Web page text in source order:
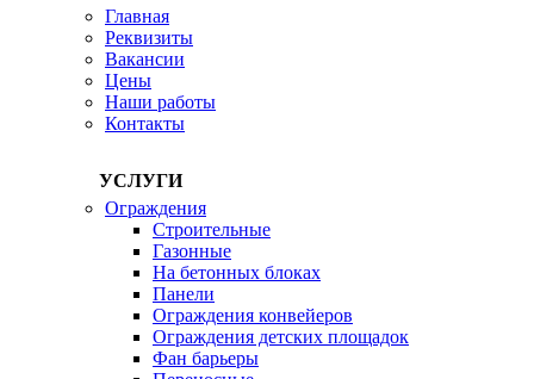
Главная
Реквизиты
Вакансии
Цены
Наши работы
Контакты
УСЛУГИ
Ограждения
Строительные
Газонные
На бетонных блоках
Панели
Ограждения конвейеров
Ограждения детских площадок
Фан барьеры